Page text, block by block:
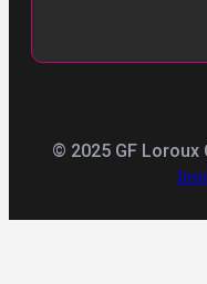
© 2025 GF Loroux